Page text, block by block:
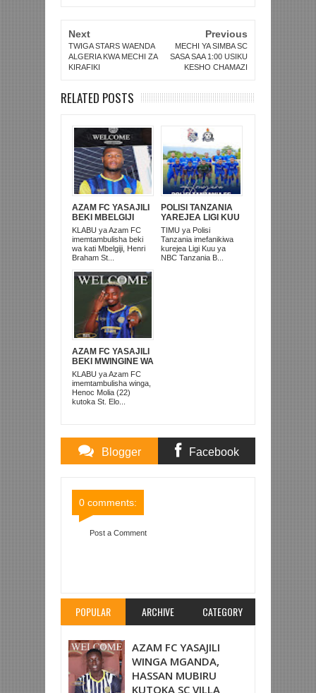
Next
TWIGA STARS WAENDA
ALGERIA KWA MECHI ZA
KIRAFIKI
Previous
MECHI YA SIMBA SC
SASA SAA 1:00 USIKU
KESHO CHAMAZI
RELATED POSTS
AZAM FC YASAJILI
BEKI MBELGIJI
ALIKUWA
ANACHEZA
AFRIKA KUSINI
KLABU ya Azam FC
imemtambulisha beki
wa kati Mbelgiji, Henri
Braham St...
POLISI TANZANIA
YAREJEA LIGI KUU
BAADA YA
KUISHUSHA
TANZANIA
PRISONS
TIMU ya Polisi
Tanzania imefanikiwa
kurejea Ligi Kuu ya
NBC Tanzania B...
AZAM FC YASAJILI
BEKI MWINGINE WA
KATI MKONGO
KUTOKA LUPOPO
KLABU ya Azam FC
imemtambulisha winga,
Henoc Molia (22)
kutoka St. Elo...
Blogger Facebook
0 comments:
Post a Comment
POPULAR ARCHIVE CATEGORY
AZAM FC YASAJILI
WINGA MGANDA,
HASSAN MUBIRU
KUTOKA SC VILLA